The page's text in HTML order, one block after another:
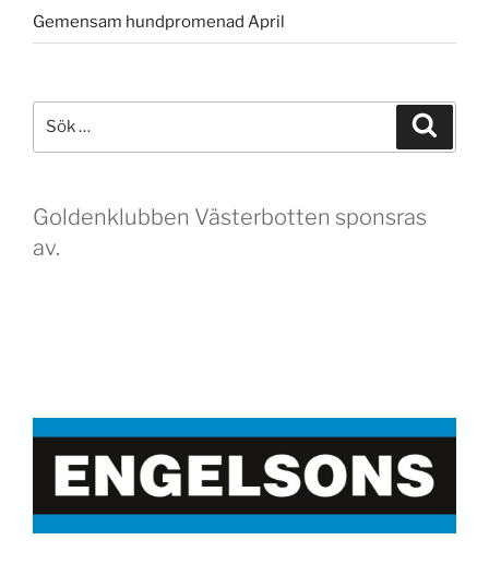
Gemensam hundpromenad April
efter:
Goldenklubben Västerbotten sponsras
av.